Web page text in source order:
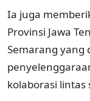
Ia juga
Provinsi Jawa
Semarang yang
kolaborasi lintas